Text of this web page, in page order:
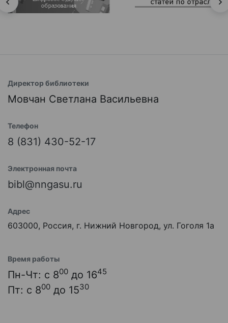
Директор библиотеки
Мовчан Светлана Васильевна
Телефон
8 (831) 430-52-17
Электронная почта
bibl@nngasu.ru
Адрес
603000, Россия, г. Нижний Новгород, ул. Гоголя 1а
Время работы
Пн-Чт: с 800 до 1645
Пт: с 800 до 1530